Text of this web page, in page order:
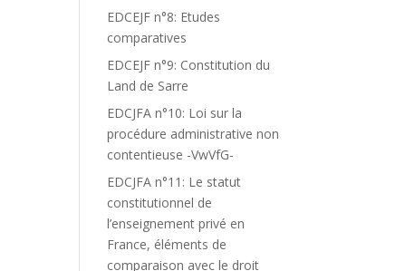
EDCEJF n°8: Etudes
comparatives
EDCEJF n°9: Constitution du
Land de Sarre
EDCJFA n°10: Loi sur la
procédure administrative non
contentieuse -VwVfG-
EDCJFA n°11: Le statut
constitutionnel de
l’enseignement privé en
France, éléments de
comparaison avec le droit